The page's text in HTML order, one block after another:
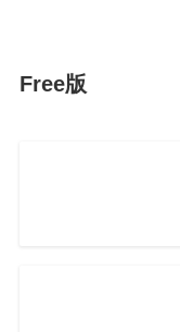
Free版